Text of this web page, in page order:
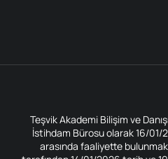
Teşvik Akademi Bilişim ve
İstihdam Bürosu olarak 16/
arasında faaliyette